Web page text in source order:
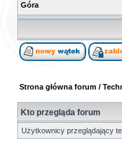
Góra
Strona główna forum /
Kto przegląda forum
Użytkownicy przeglądający